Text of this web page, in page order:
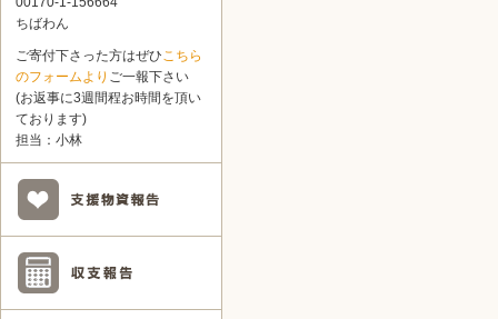
ちばわん
ご寄付下さった方はぜひこちら
のフォームより ご一報下さい
(お返事に3週間程お時間を頂い
ております)
担当：小林